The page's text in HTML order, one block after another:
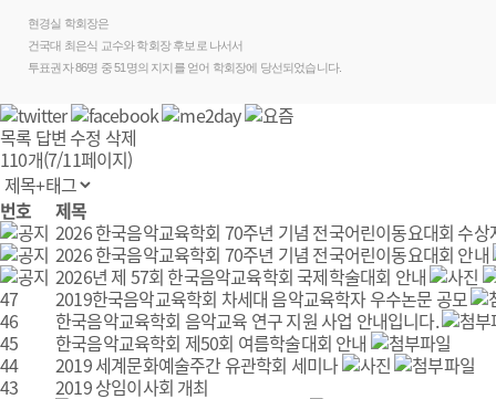
현경실 학회장은
건국대 최은식 교수와 학회장 후보로 나서서
투표권자 86명 중 51명의 지지를 얻어 학회장에 당선되었습니다.
목록 답변 수정 삭제
110개(7/11페이지)
번호
제목
2026 한국음악교육학회 70주년 기념 전국어린이동요대회 수상
2026 한국음악교육학회 70주년 기념 전국어린이동요대회 안내
2026년 제 57회 한국음악교육학회 국제학술대회 안내
47
2019한국음악교육학회 차세대 음악교육학자 우수논문 공모
46
한국음악교육학회 음악교육 연구 지원 사업 안내입니다.
45
한국음악교육학회 제50회 여름학술대회 안내
44
2019 세계문화예술주간 유관학회 세미나
43
2019 상임이사회 개최